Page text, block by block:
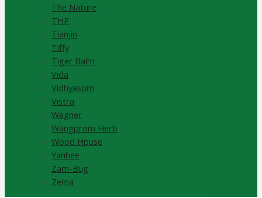
The Nature
THP
Tianjin
Tiffy
Tiger Balm
Vida
Vidhyasom
Vistra
Wagner
Wangprom Herb
Wood Hpuse
Yanhee
Zam-Bug
Zema